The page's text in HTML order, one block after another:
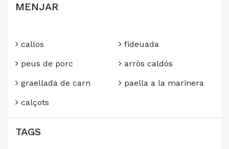
MENJAR
callos
peus de porc
graellada de carn
calçots
fideuada
arròs caldós
paella a la marinera
TAGS